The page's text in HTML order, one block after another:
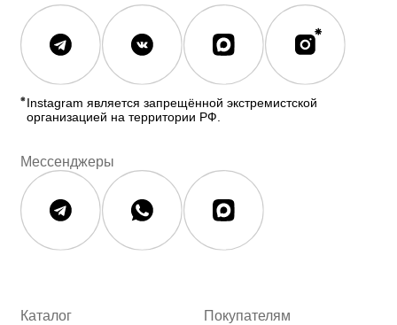
Юридическая документация
Публичная оферта
Политика конфиденциальности
Политика возврата и обмена
Полезное
Блог
О бренде
О нас
История The Ordinary